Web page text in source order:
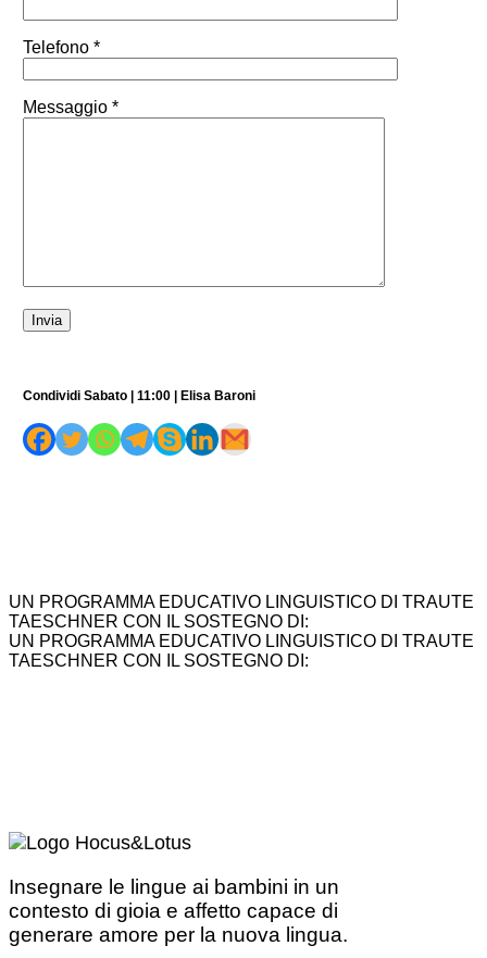
Telefono *
Messaggio *
Condividi Sabato | 11:00 | Elisa Baroni
UN PROGRAMMA EDUCATIVO LINGUISTICO DI TRAUTE
TAESCHNER CON IL SOSTEGNO DI:
UN PROGRAMMA EDUCATIVO LINGUISTICO DI TRAUTE
TAESCHNER CON IL SOSTEGNO DI:
Insegnare le lingue ai bambini in un
contesto di gioia e affetto capace di
generare amore per la nuova lingua.